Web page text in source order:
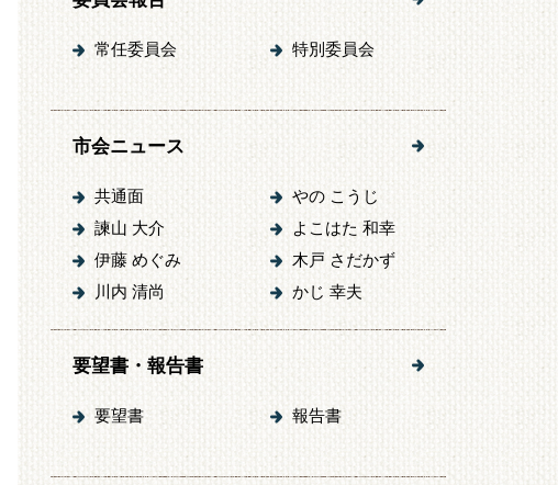
常任委員会 特別委員会
市会ニュース
共通面
やの こうじ
諫山 大介
よこはた 和幸
伊藤 めぐみ
木戸 さだかず
川内 清尚
かじ 幸夫
要望書・報告書
要望書 報告書